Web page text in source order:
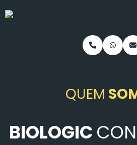
QUEM
BIOLOGIC